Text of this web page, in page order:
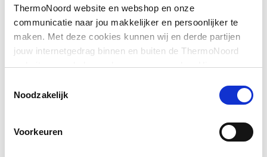
ThermoNoord website en webshop en onze
communicatie naar jou makkelijker en persoonlijker te
maken. Met deze cookies kunnen wij en derde partijen
jouw internetgedrag binnen en buiten de ThermoNoord
website en webshop volgen en verzamelen. Hiermee
communicatie aan jouw interesses aan. We slaan je
Noodzakelijk
Voorkeuren
Contourcode aansluiting
1
Overig
Contourcode aansluitingOverig
Excentrisch
Toon meer
Exploded_view
Exploded_view